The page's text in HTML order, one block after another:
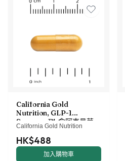
California Gold
Nutrition, GLP-1
Supreme™，含阿克曼菌、
小檗鹼、五羥黃酮及姜黃素，
60 粒素食膠囊
California Gold Nutrition
HK$488
加入購物車